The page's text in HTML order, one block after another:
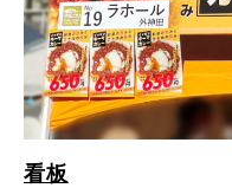
看板